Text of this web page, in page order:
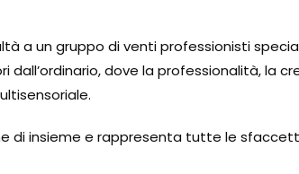
a un gruppo di venti professionisti
dove la professionalità, la
di insieme e rappresenta tutte le